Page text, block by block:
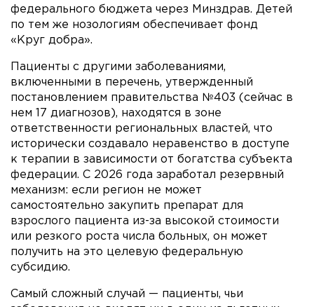
федерального бюджета через Минздрав. Детей
по тем же нозологиям обеспечивает фонд
«Круг добра».
Пациенты с другими заболеваниями,
включенными в перечень, утвержденный
постановлением правительства №403 (сейчас в
нем 17 диагнозов), находятся в зоне
ответственности региональных властей, что
исторически создавало неравенство в доступе
к терапии в зависимости от богатства субъекта
федерации. С 2026 года заработал резервный
механизм: если регион не может
самостоятельно закупить препарат для
взрослого пациента из-за высокой стоимости
или резкого роста числа больных, он может
получить на это целевую федеральную
субсидию.
Самый сложный случай — пациенты, чьи